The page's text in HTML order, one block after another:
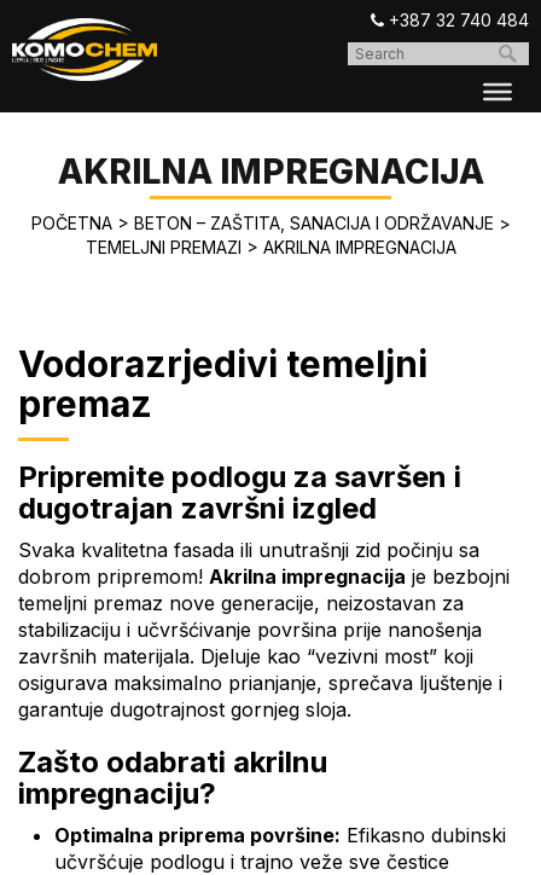
+387 32 740 484
AKRILNA IMPREGNACIJA
POČETNA> BETON – ZAŠTITA, SANACIJA I ODRŽAVANJE >
TEMELJNI PREMAZI > AKRILNA IMPREGNACIJA
Vodorazrjedivi temeljni
premaz
Pripremite podlogu za savršen i
dugotrajan završni izgled
Svaka kvalitetna fasada ili unutrašnji zid počinju sa
dobrom pripremom! Akrilna impregnacija je bezbojni
temeljni premaz nove generacije, neizostavan za
stabilizaciju i učvršćivanje površina prije nanošenja
završnih materijala. Djeluje kao “vezivni most” koji
osigurava maksimalno prianjanje, sprečava ljuštenje i
garantuje dugotrajnost gornjeg sloja.
Zašto odabrati akrilnu
impregnaciju?
Optimalna priprema površine: Efikasno dubinski
učvršćuje podlogu i trajno veže sve čestice